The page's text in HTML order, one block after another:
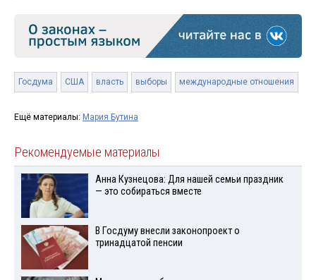
Госдума США власть выборы международные отношения
Ещё материалы: Мария Бутина
Рекомендуемые материалы
Анна Кузнецова: Для нашей семьи праздник
— это собираться вместе
В Госдуму внесли законопроект о
тринадцатой пенсии